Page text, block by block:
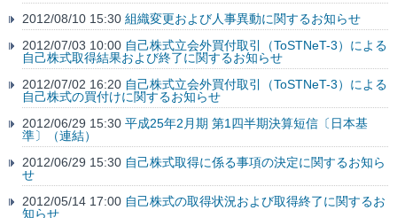
2012/08/10 15:30 組織変更および人事異動に関するお知らせ
2012/07/03 10:00 自己株式立会外買付取引（ToSTNeT-3）による
自己株式取得結果および終了に関するお知らせ
2012/07/02 16:20 自己株式立会外買付取引（ToSTNeT-3）による
自己株式の買付けに関するお知らせ
2012/06/29 15:30 平成25年2月期 第1四半期決算短信〔日本基
準〕（連結）
2012/06/29 15:30 自己株式取得に係る事項の決定に関するお知ら
せ
2012/05/14 17:00 自己株式の取得状況および取得終了に関するお
知らせ